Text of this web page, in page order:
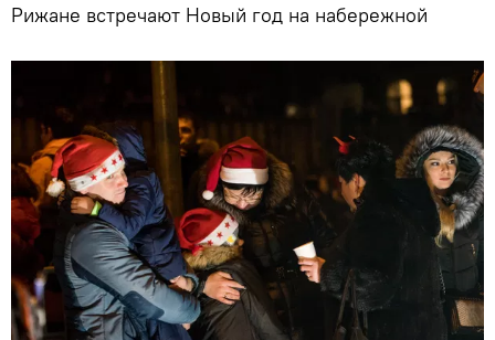
Рижане встречают Новый год на набережной